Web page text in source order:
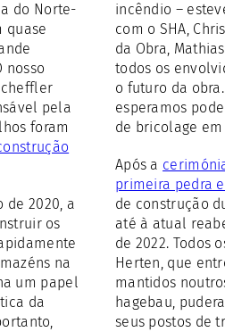
do Norte-
quase
nosso
pela
foram
de 2020, a
os
na
um papel
da
incêndio –
com o SHA,
da Obra,
todos os
o futuro da
esperamos
de bricolage
Após a
primeira pedra
de construção
até à atual
de 2022. Todos
Herten, que
mantidos
hagebau,
seus postos de